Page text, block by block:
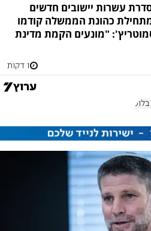
עשרות יישובים חדשים
כהונת הממשלה קודמו
סמוטריץ': "מונעים הקמת מדינת
1 דקות
בלוט